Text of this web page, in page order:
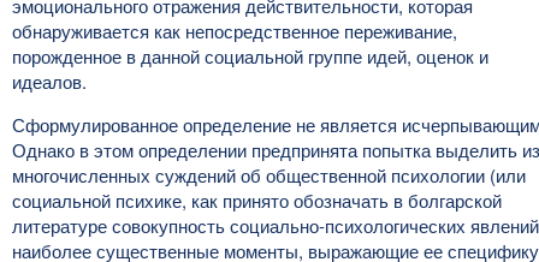
эмоционального отражения действительности, которая
обнаруживается как непосредственное переживание,
порожденное в данной социальной группе идей, оценок и
идеалов.
Сформулированное определение не является
Однако в этом определении предпринята попытка выделить из
многочисленных суждений об общественной психологии (или
социальной психике, как принято обозначать в болгарской
литературе совокупность социально-психологических
наиболее существенные моменты, выражающие ее